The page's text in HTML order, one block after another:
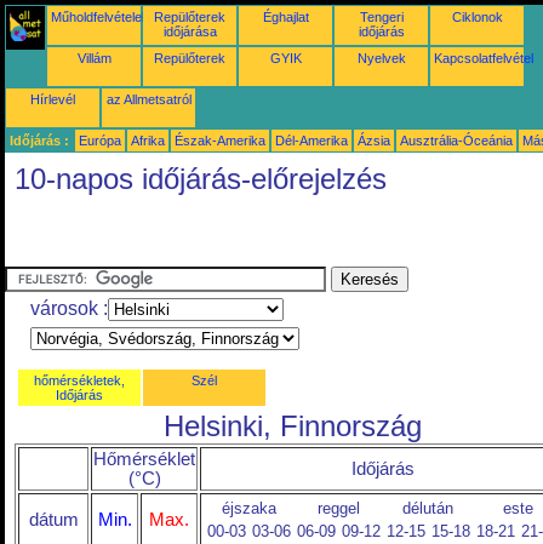
Műholdfelvételek
Repülőterek
időjárása
Éghajlat
Tengeri
időjárás
Ciklonok
Villám Repülőterek GYIK Nyelvek Kapcsolatfelvétel
Hírlevél az Allmetsatról
Időjárás : Európa Afrika Észak-Amerika Dél-Amerika Ázsia Ausztrália-Óceánia
10-napos időjárás-előrejelzés
városok :
hőmérsékletek,
Időjárás
Szél
Helsinki, Finnország
Hőmérséklet
(°C)
Időjárás
dátum Min. Max.
éjszaka reggel délután
este
00-03 03-06 06-09 09-12 12-15 15-18 18-21